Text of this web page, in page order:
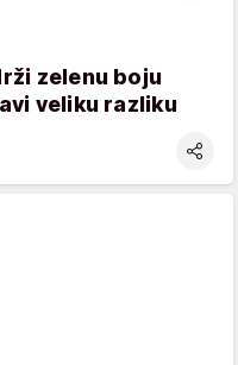
zelenu boju
veliku razliku